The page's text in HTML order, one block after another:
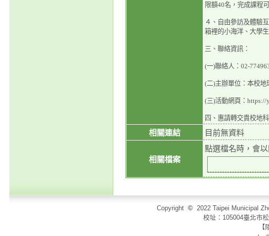
限額40名，完成課程
４、自由參訪及體驗
箱裡的小海洋、大學
三、聯絡資訊：
(一)聯絡人：02-
(二)主辦單位：本校地
(三)活動網頁：https://
四、惠請轉交貴校地
相關連結 目前無資料
相關檔案
點選檔名時，會
Copyright © 2022 Taipei Municipal
校址：105004臺北市
【